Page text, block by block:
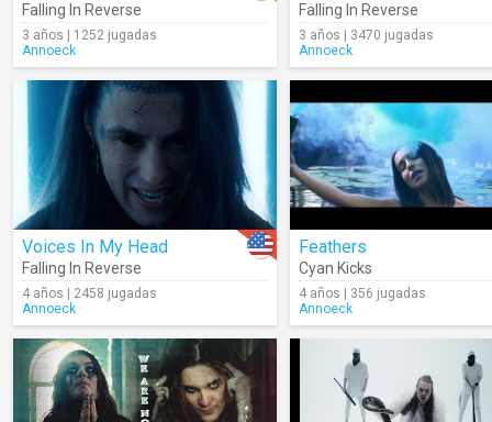
Falling In Reverse
3 años | 1252 jugadas
Annoeck
Falling In Reverse
3 años | 3470 jugadas
Annoeck
Voices In My Head
Falling In Reverse
4 años | 2458 jugadas
Annoeck
Feathers
Cyan Kicks
4 años | 356 jugadas
Annoeck